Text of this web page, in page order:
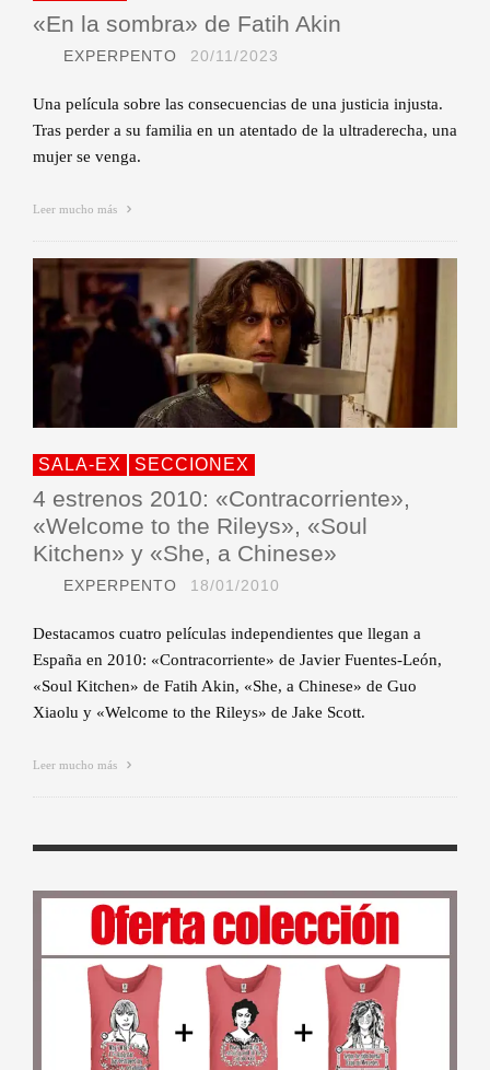
«En la sombra» de Fatih Akin
EXPERPENTO 20/11/2023
Una película sobre las consecuencias de una justicia injusta.
Tras perder a su familia en un atentado de la ultraderecha, una
mujer se venga.
Leer mucho más
SALA-EX SECCIONEX
4 estrenos 2010: «Contracorriente»,
«Welcome to the Rileys», «Soul
Kitchen» y «She, a Chinese»
EXPERPENTO 18/01/2010
Destacamos cuatro películas independientes que llegan a
España en 2010: «Contracorriente» de Javier Fuentes-León,
«Soul Kitchen» de Fatih Akin, «She, a Chinese» de Guo
Xiaolu y «Welcome to the Rileys» de Jake Scott.
Leer mucho más